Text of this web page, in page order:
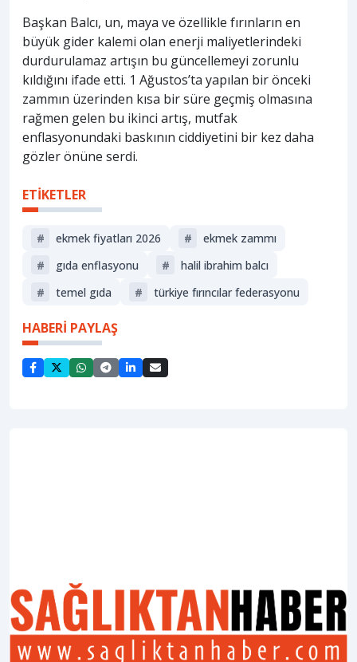
Başkan Balcı, un, maya ve özellikle fırınların en
büyük gider kalemi olan enerji maliyetlerindeki
durdurulamaz artışın bu güncellemeyi zorunlu
kıldığını ifade etti. 1 Ağustos’ta yapılan bir önceki
zammın üzerinden kısa bir süre geçmiş olmasına
rağmen gelen bu ikinci artış, mutfak
enflasyonundaki baskının ciddiyetini bir kez daha
gözler önüne serdi.
ETİKETLER
# ekmek fiyatları 2026 #
ekmek zammı
#
gıda enflasyonu #
halil ibrahim balcı
#
temel gıda # türkiye fırıncılar federasyonu
HABERİ PAYLAŞ